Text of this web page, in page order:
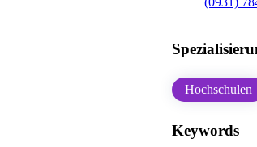
Hochschulen
Keywords